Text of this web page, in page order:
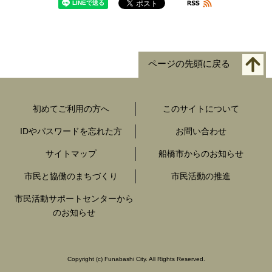
ページの先頭に戻る
初めてご利用の方へ このサイトについて
IDやパスワードを忘れた方 お問い合わせ
サイトマップ 船橋市からのお知らせ
市民と協働のまちづくり 市民活動の推進
市民活動サポートセンターから
のお知らせ
Copyright (c) Funabashi City. All Rights Reserved.